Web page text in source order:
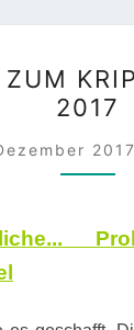
ZUM
2017
ZUM
2017
2017
.